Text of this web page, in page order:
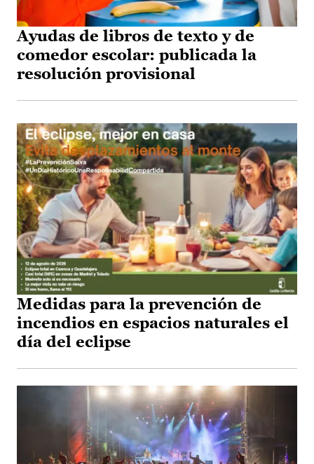
Ayudas de libros de texto y de
comedor escolar: publicada la
resolución provisional
Medidas para la prevención de
incendios en espacios naturales el
día del eclipse